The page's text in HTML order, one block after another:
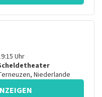
Uhr
, Niederlande